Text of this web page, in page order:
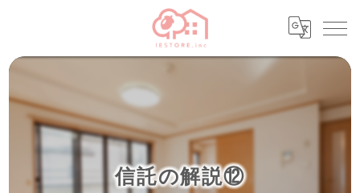
信託の解説⑫